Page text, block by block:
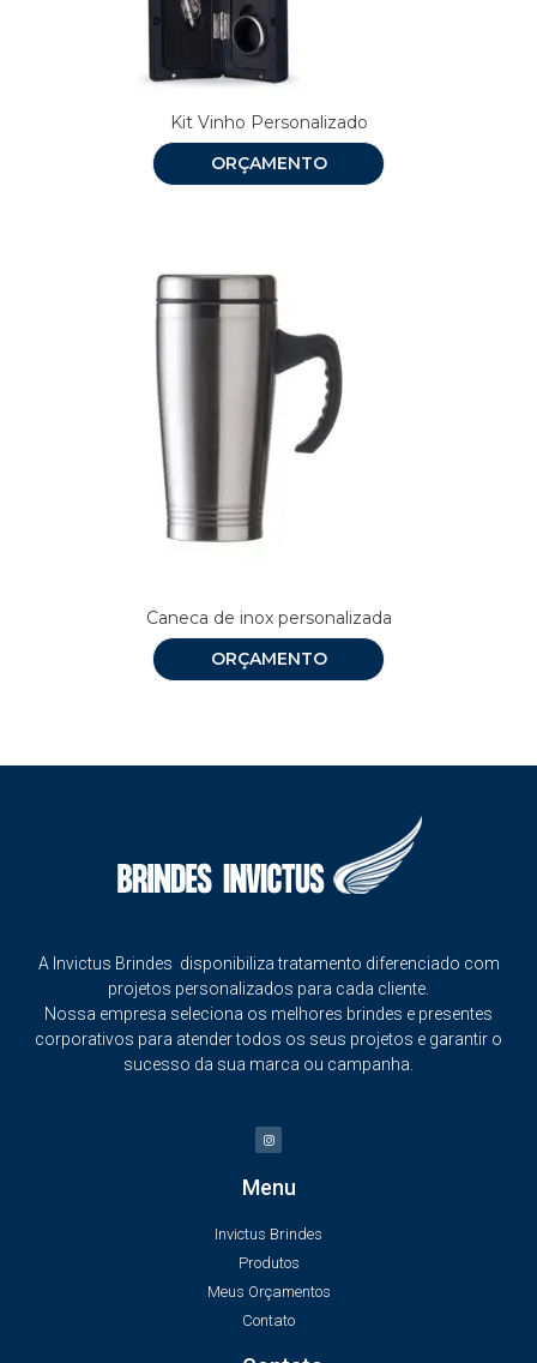
Kit Vinho Personalizado
ORÇAMENTO
Caneca de inox personalizada
ORÇAMENTO
A Invictus Brindes disponibiliza tratamento diferenciado com
projetos personalizados para cada cliente.
Nossa empresa seleciona os melhores brindes e presentes
corporativos para atender todos os seus projetos e garantir o
sucesso da sua marca ou campanha.
Menu
Invictus Brindes
Produtos
Meus Orçamentos
Contato